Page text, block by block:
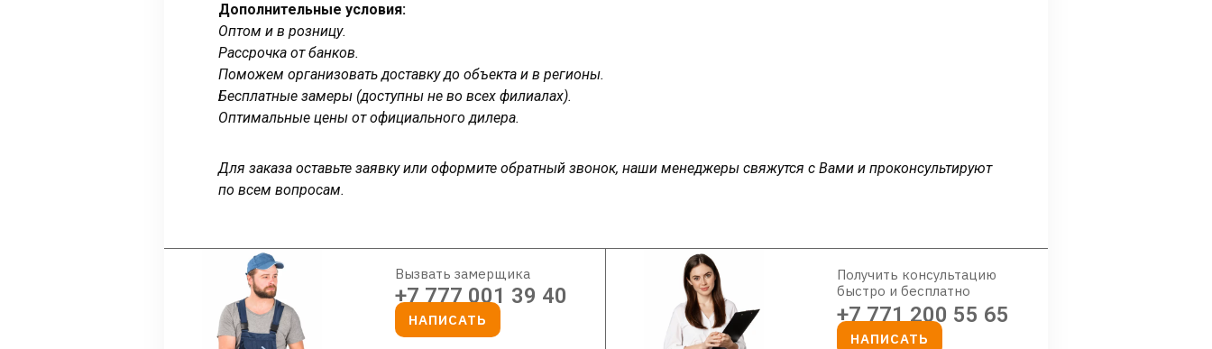
Дополнительные условия:
Оптом и в розницу.
Рассрочка от банков.
Поможем организовать доставку до объекта и в регионы.
Бесплатные замеры (доступны не во всех филиалах).
Оптимальные цены от официального дилера.
Для заказа оставьте заявку или оформите обратный звонок, наши менеджеры свяжутся с Вами и проконсультируют
по всем вопросам.
Вызвать замерщика
+7 777 001 39 40
НАПИСАТЬ
Получить консультацию
быстро и бесплатно
+7 771 200 55 65
НАПИСАТЬ